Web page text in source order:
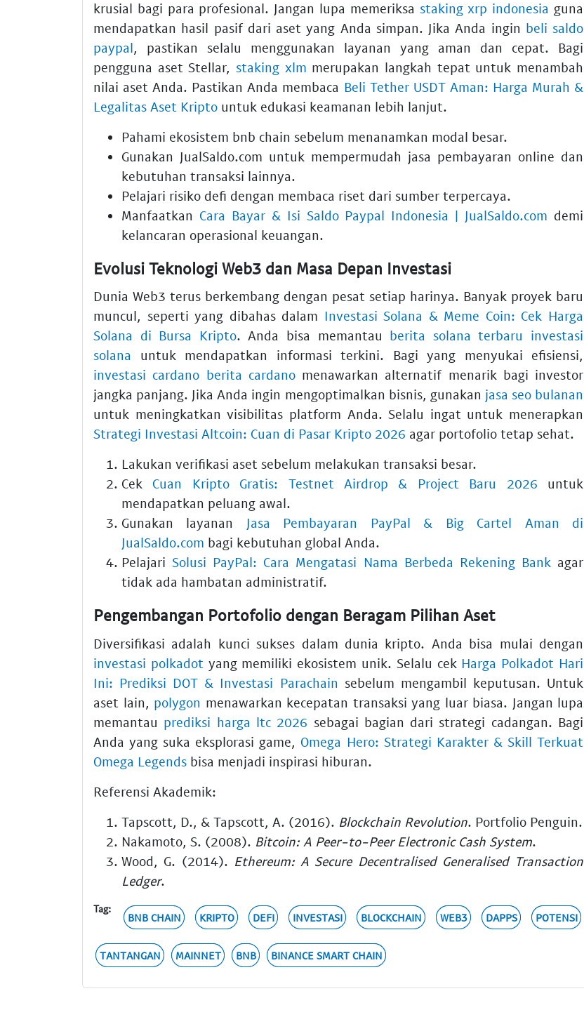
krusial bagi para profesional. Jangan lupa memeriksa staking xrp indonesia guna
mendapatkan hasil pasif dari aset yang Anda simpan. Jika Anda ingin beli saldo
paypal, pastikan selalu menggunakan layanan yang aman dan cepat. Bagi
pengguna aset Stellar, staking xlm merupakan langkah tepat untuk menambah
nilai aset Anda. Pastikan Anda membaca Beli Tether USDT Aman: Harga Murah &
Legalitas Aset Kripto untuk edukasi keamanan lebih lanjut.
Pahami ekosistem bnb chain sebelum menanamkan modal besar.
Gunakan JualSaldo.com untuk mempermudah jasa pembayaran online dan
kebutuhan transaksi lainnya.
Pelajari risiko defi dengan membaca riset dari sumber terpercaya.
Manfaatkan Cara Bayar & Isi Saldo Paypal Indonesia | JualSaldo.com demi
kelancaran operasional keuangan.
Evolusi Teknologi Web3 dan Masa Depan Investasi
Dunia Web3 terus berkembang dengan pesat setiap harinya. Banyak proyek baru
muncul, seperti yang dibahas dalam Investasi Solana & Meme Coin: Cek Harga
Solana di Bursa Kripto. Anda bisa memantau berita solana terbaru investasi
solana untuk mendapatkan informasi terkini. Bagi yang menyukai efisiensi,
investasi cardano berita cardanomenawarkan alternatif menarik bagi investor
jangka panjang. Jika Anda ingin mengoptimalkan bisnis, gunakan jasa seo bulanan
untuk meningkatkan visibilitas platform Anda. Selalu ingat untuk menerapkan
Strategi Investasi Altcoin: Cuan di Pasar Kripto 2026 agar portofolio tetap sehat.
Lakukan verifikasi aset sebelum melakukan transaksi besar.
Cek Cuan Kripto Gratis: Testnet Airdrop & Project Baru 2026 untuk
mendapatkan peluang awal.
Gunakan layanan Jasa Pembayaran PayPal & Big Cartel Aman di
JualSaldo.com bagi kebutuhan global Anda.
PelajariSolusi PayPal: Cara Mengatasi Nama Berbeda Rekening Bankagar
tidak ada hambatan administratif.
Pengembangan Portofolio dengan Beragam Pilihan Aset
Diversifikasi adalah kunci sukses dalam dunia kripto. Anda bisa mulai dengan
investasi polkadot yang memiliki ekosistem unik. Selalu cek Harga Polkadot Hari
Ini: Prediksi DOT & Investasi Parachain sebelum mengambil keputusan. Untuk
aset lain, polygon menawarkan kecepatan transaksi yang luar biasa. Jangan lupa
memantau prediksi harga ltc 2026 sebagai bagian dari strategi cadangan. Bagi
Anda yang suka eksplorasi game, Omega Hero: Strategi Karakter & Skill Terkuat
Omega Legends bisa menjadi inspirasi hiburan.
Referensi Akademik:
Tapscott, D., & Tapscott, A. (2016). Blockchain Revolution. Portfolio Penguin.
Nakamoto, S. (2008). Bitcoin: A Peer-to-Peer Electronic Cash System.
Wood, G. (2014). Ethereum: A Secure Decentralised Generalised Transaction
Ledger.
Tag:
BNB CHAIN KRIPTO DEFI INVESTASI BLOCKCHAIN WEB3 DAPPS POTENSI
TANTANGAN MAINNET BNB BINANCE SMART CHAIN